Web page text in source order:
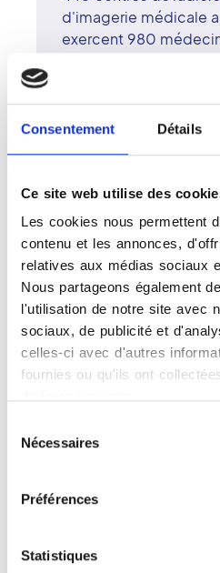
Consentement Détails
Ce site web utilise des
Les cookies nous permettent
contenu et les annonces,
relatives aux médias sociaux
Nous partageons également
l'utilisation de notre site avec
sociaux, de publicité et
celles-ci avec d'autres
fournies ou qu'ils ont
Nécessaires
Préférences
Statistiques
d'imagerie médicale
exercent 980
par plus de 3 800
agents administratifs
valeurs de
différents cabinets
régions de France
Le réseau coopératif
de 11 salles de
interventionnelle, 16
équipements
des scanners, IRM et
investissement
plateaux techniques
innovants et
l'excellence